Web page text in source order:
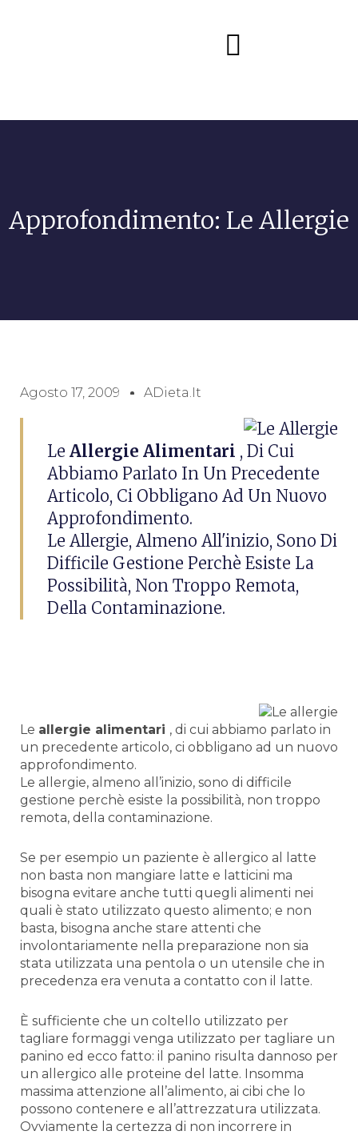
Approfondimento: Le Allergie
Agosto 17, 2009 ADieta.it
Le Allergie Alimentari , Di Cui
Abbiamo Parlato In Un Precedente
Articolo, Ci Obbligano Ad Un Nuovo
Approfondimento.
Le Allergie, Almeno All'inizio, Sono Di
Difficile Gestione Perchè Esiste La
Possibilità, Non Troppo Remota,
Della Contaminazione.
Le allergie alimentari , di cui abbiamo parlato in
un precedente articolo, ci obbligano ad un nuovo
approfondimento.
Le allergie, almeno all’inizio, sono di difficile
gestione perchè esiste la possibilità, non troppo
remota, della contaminazione.
Se per esempio un paziente è allergico al latte
non basta non mangiare latte e latticini ma
bisogna evitare anche tutti quegli alimenti nei
quali è stato utilizzato questo alimento; e non
basta, bisogna anche stare attenti che
involontariamente nella preparazione non sia
stata utilizzata una pentola o un utensile che in
precedenza era venuta a contatto con il latte.
È sufficiente che un coltello utilizzato per
tagliare formaggi venga utilizzato per tagliare un
panino ed ecco fatto: il panino risulta dannoso per
un allergico alle proteine del latte. Insomma
massima attenzione all’alimento, ai cibi che lo
possono contenere e all’attrezzatura utilizzata.
Ovviamente la certezza di non incorrere in